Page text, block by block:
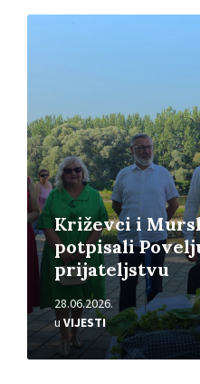
Križevci i
potpisali
prijateljstvu
28.06.2026.
u VIJESTI
Pročitajte